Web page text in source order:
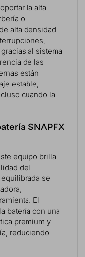
la alta
o
alta densidad
al sistema
de las
están
estable,
cuando la
SNAPFX
equipo brilla
del
se
El
batería con una
premium y
reduciendo